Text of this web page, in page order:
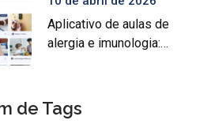
Aplicativo de aulas de
alergia e imunologia:
médico gratuito
de Tags